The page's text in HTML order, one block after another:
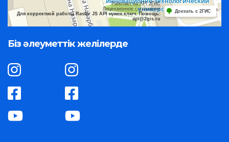
Работает на API 2ГИС
Лицензионное соглашение
Для корректной работы Raster JS API нужен ключ. Помощь:
api@2gis.ru
Доехать с 2ГИС
Біз әлеуметтік желілерде